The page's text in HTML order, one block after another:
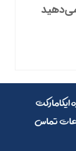
ایکامارکت
تماس